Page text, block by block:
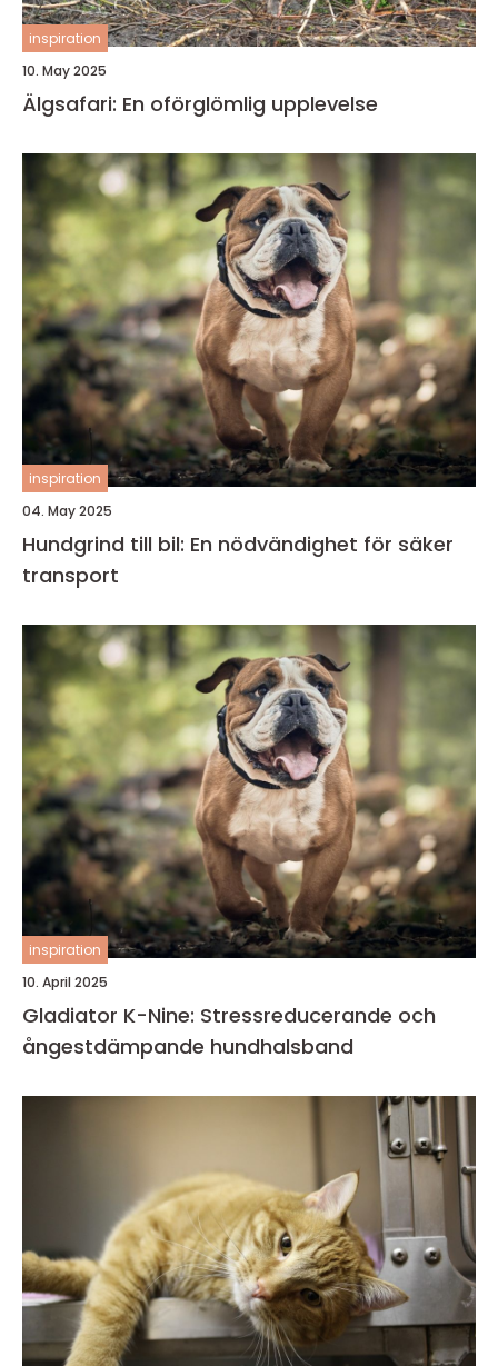
inspiration
10. May 2025
Älgsafari: En oförglömlig upplevelse
inspiration
04. May 2025
Hundgrind till bil: En nödvändighet för säker
transport
inspiration
10. April 2025
Gladiator K-Nine: Stressreducerande och
ångestdämpande hundhalsband